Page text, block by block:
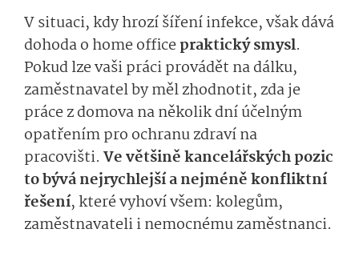
V situaci, kdy hrozí šíření infekce, však dává
dohoda o home officepraktický smysl.
Pokud lze vaši práci provádět na dálku,
zaměstnavatel by měl zhodnotit, zda je
práce z domova na několik dní účelným
opatřením pro ochranu zdraví na
pracovišti. Ve většině kancelářských pozic
to bývá nejrychlejší a nejméně konfliktní
řešení, které vyhoví všem: kolegům,
zaměstnavateli i nemocnému zaměstnanci.